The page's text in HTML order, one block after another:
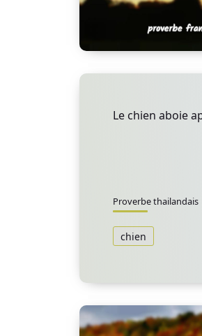
Le chien aboie
Proverbe thailandais
chien